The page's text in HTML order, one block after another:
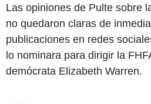
Las opiniones de Pulte sobre
no quedaron claras de
publicaciones en redes
lo nominara para dirigir la
demócrata Elizabeth Warren.